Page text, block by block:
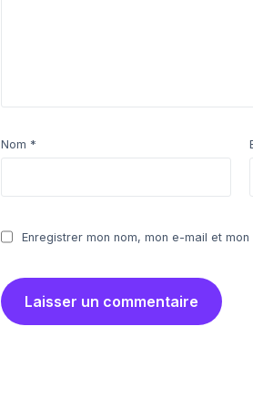
Nom *
Enregistrer mon nom, mon e-mail et